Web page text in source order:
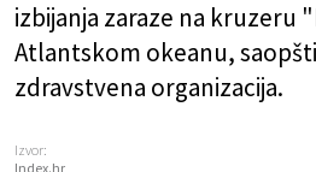
izbijanja zaraze na kruzeru
Atlantskom okeanu,
zdravstvena organizacija.
Izvor:
Index.hr